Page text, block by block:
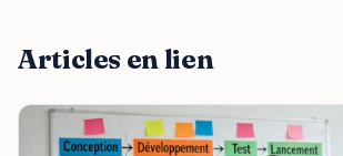
Articles en lien